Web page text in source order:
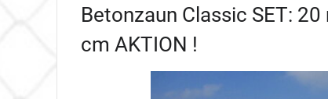
Betonzaun Classic SET:
cm AKTION !